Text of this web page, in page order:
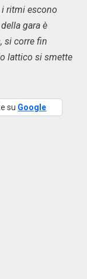
ritmi escono
gara è
si corre fin
lattico si smette
su Google